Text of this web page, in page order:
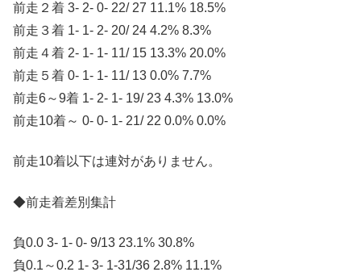
前走２着 3- 2- 0- 22/ 27 11.1% 18.5%
前走３着 1- 1- 2- 20/ 24 4.2% 8.3%
前走４着 2- 1- 1- 11/ 15 13.3% 20.0%
前走５着 0- 1- 1- 11/ 13 0.0% 7.7%
前走6～9着 1- 2- 1- 19/ 23 4.3% 13.0%
前走10着～ 0- 0- 1- 21/ 22 0.0% 0.0%
前走10着以下は連対がありません。
◆前走着差別集計
負0.0 3- 1- 0- 9/13 23.1% 30.8%
負0.1～0.2 1- 3- 1-31/36 2.8% 11.1%